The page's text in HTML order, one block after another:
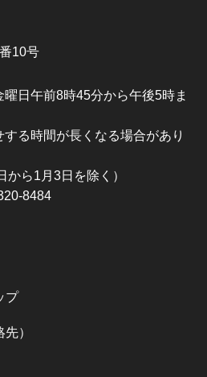
10号
日午前8時45分から午後5時ま
る時間が長くなる場合があり
から1月3日を除く）
8484
プ
）